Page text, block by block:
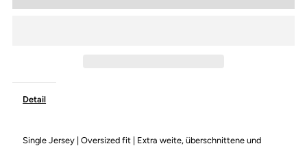
Strong Strong
Detail
Single Jersey |Oversized fit | Extra weite, überschnittene und